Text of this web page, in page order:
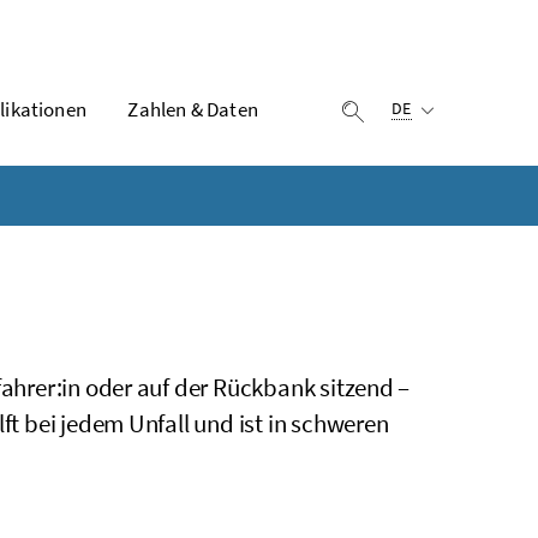
Zahlen & Daten Suche einblenden
DE
oder auf der Rückbank sitzend –
bei jedem Unfall und ist in schweren